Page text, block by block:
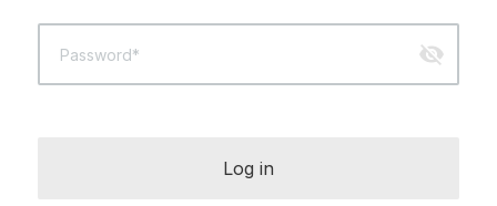
Password* visibility_off
Log in